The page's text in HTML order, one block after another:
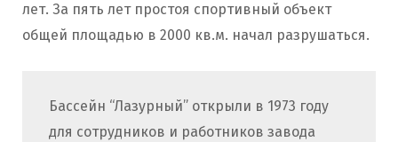
лет. За пять лет простоя спортивный объект
общей площадью в 2000 кв.м. начал разрушаться.
Бассейн “Лазурный” открыли в 1973 году
для сотрудников и работников завода